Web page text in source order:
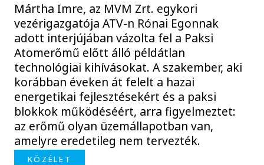
Mártha Imre, az MVM Zrt. egykori
vezérigazgatója ATV-n Rónai Egonnak
adott interjújában vázolta fel a Paksi
Atomerőmű előtt álló példátlan
technológiai kihívásokat. A szakember, aki
korábban éveken át felelt a hazai
energetikai fejlesztésekért és a paksi
blokkok működéséért, arra figyelmeztet:
az erőmű olyan üzemállapotban van,
amelyre eredetileg nem tervezték.
KÖZÉLET